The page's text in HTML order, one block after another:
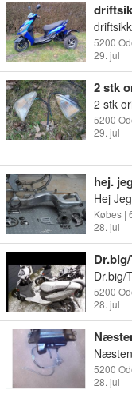
sport
Den
købs
skal
Med
er
og
5200
29. jul
2 stk
2 stk
stand
Eller
5200
29. jul
hej.
Hej
jeg
Købes |
28. jul
Dr.big/
til pgo
kan
også
5200
28. jul
dr.
big/T-
5200
28. jul